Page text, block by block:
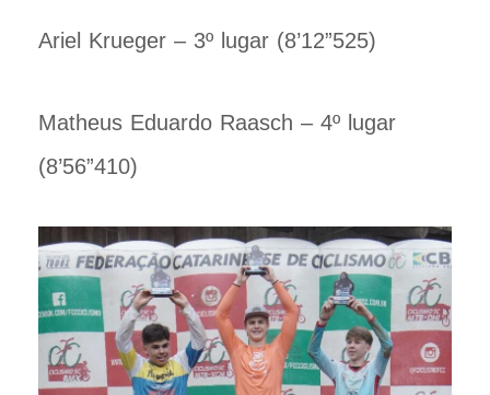
Ariel Krueger – 3º lugar (8’12”525)
Matheus Eduardo Raasch – 4º lugar
(8’56”410)